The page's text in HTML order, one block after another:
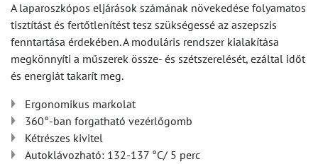
A laparoszkópos eljárások számának növekedése folyamatos
tisztítást és fertőtlenítést tesz szükségessé az aszepszis
fenntartása érdekében. A moduláris rendszer kialakítása
megkönnyíti a műszerek össze- és szétszerelését, ezáltal időt
és energiát takarít meg.
Ergonomikus markolat
360°-ban forgatható vezérlőgomb
Kétrészes kivitel
Autoklávozható: 132-137 °C/ 5 perc